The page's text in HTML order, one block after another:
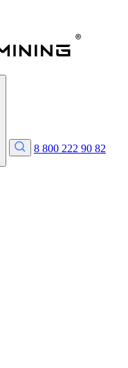
8 800 222 90 82